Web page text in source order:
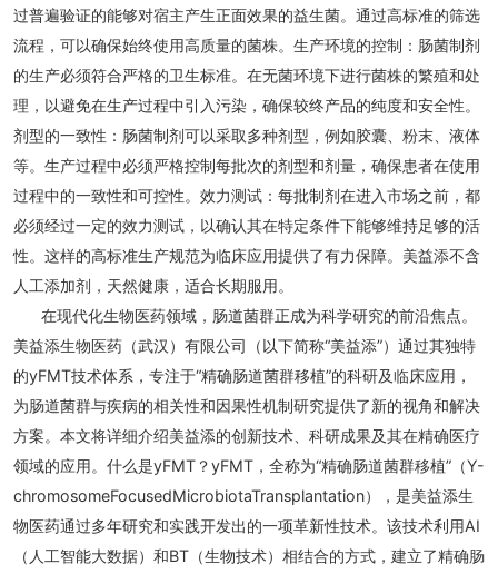
过普遍验证的能够对宿主产生正面效果的益生菌。通过高标准的筛选
流程，可以确保始终使用高质量的菌株。生产环境的控制：肠菌制剂
的生产必须符合严格的卫生标准。在无菌环境下进行菌株的繁殖和处
理，以避免在生产过程中引入污染，确保较终产品的纯度和安全性。
剂型的一致性：肠菌制剂可以采取多种剂型，例如胶囊、粉末、液体
等。生产过程中必须严格控制每批次的剂型和剂量，确保患者在使用
过程中的一致性和可控性。效力测试：每批制剂在进入市场之前，都
必须经过一定的效力测试，以确认其在特定条件下能够维持足够的活
性。这样的高标准生产规范为临床应用提供了有力保障。美益添不含
人工添加剂，天然健康，适合长期服用。
在现代化生物医药领域，肠道菌群正成为科学研究的前沿焦点。
美益添生物医药（武汉）有限公司（以下简称“美益添”）通过其独特
的yFMT技术体系，专注于“精确肠道菌群移植”的科研及临床应用，
为肠道菌群与疾病的相关性和因果性机制研究提供了新的视角和解决
方案。本文将详细介绍美益添的创新技术、科研成果及其在精确医疗
领域的应用。什么是yFMT？yFMT，全称为“精确肠道菌群移植”（Y-
chromosomeFocusedMicrobiotaTransplantation），是美益添生
物医药通过多年研究和实践开发出的一项革新性技术。该技术利用AI
（人工智能大数据）和BT（生物技术）相结合的方式，建立了精确肠